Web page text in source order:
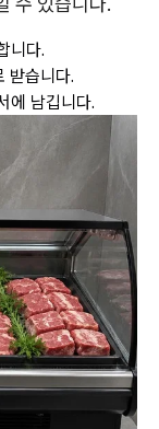
니다.
받습니다.
에 남깁니다.